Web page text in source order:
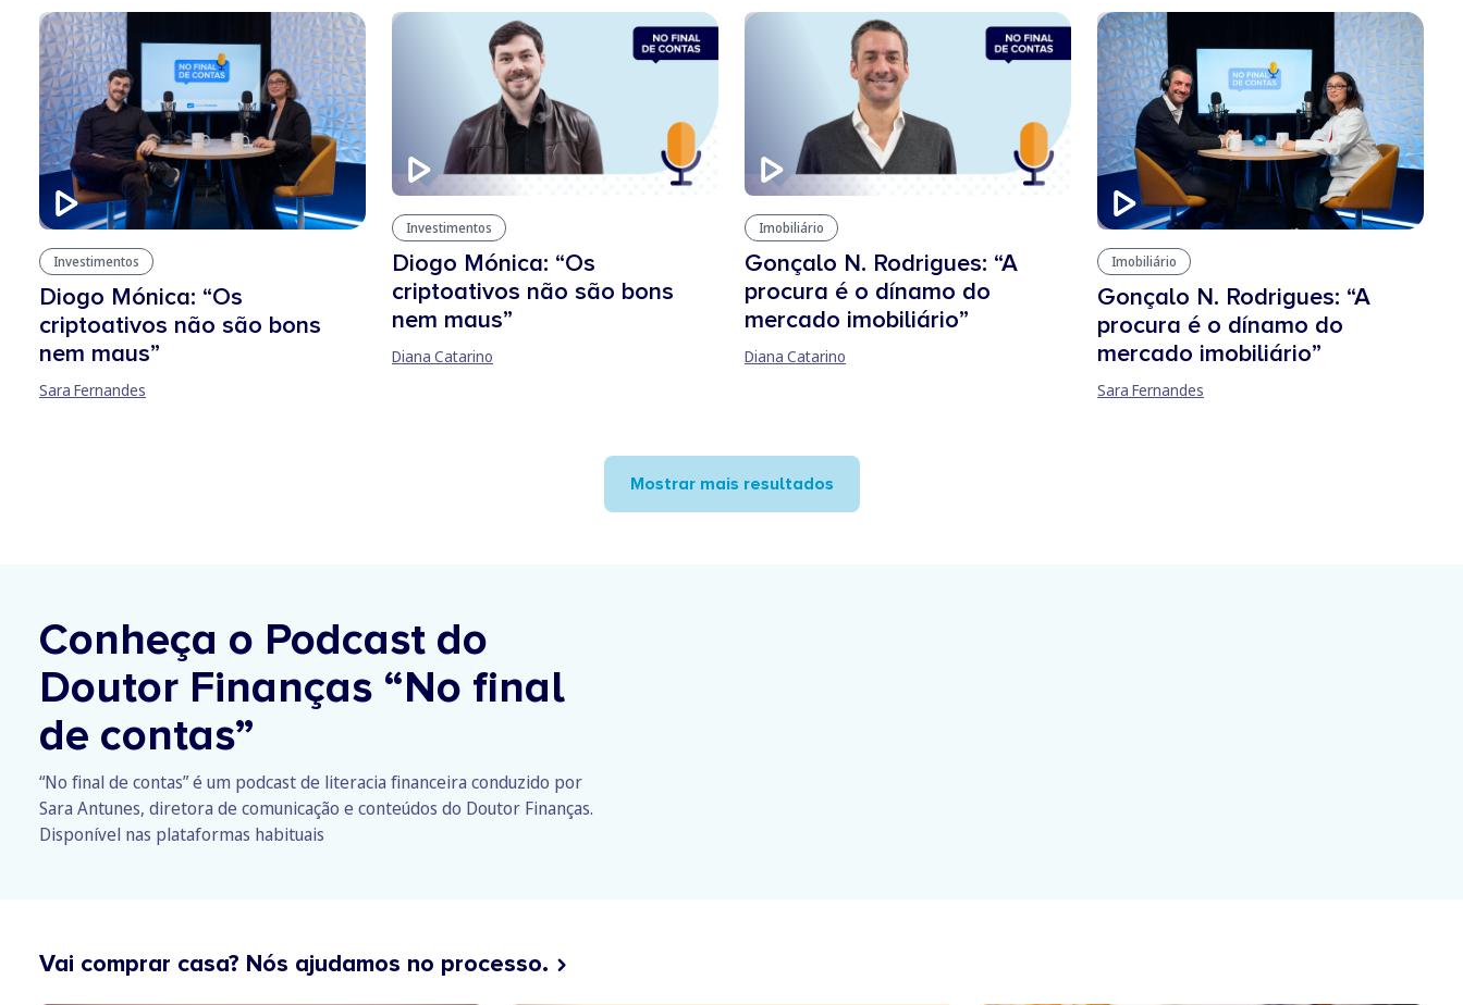
Investimentos
Diogo Mónica: “Os
criptoativos não são bons
nem maus”
Sara Fernandes
Investimentos
Diogo Mónica: “Os
criptoativos não são bons
nem maus”
Diana Catarino
Imobiliário
Gonçalo N. Rodrigues: “A
procura é o dínamo do
mercado imobiliário”
Diana Catarino
Imobiliário
Gonçalo N. Rodrigues: “A
procura é o dínamo do
mercado imobiliário”
Sara Fernandes
Mostrar mais resultados
Conheça o Podcast do
Doutor Finanças “No final
de contas”
“No final de contas” é um podcast de literacia financeira conduzido por
Sara Antunes, diretora de comunicação e conteúdos do Doutor Finanças.
Disponível nas plataformas habituais
Vai comprar casa? Nós ajudamos no processo.